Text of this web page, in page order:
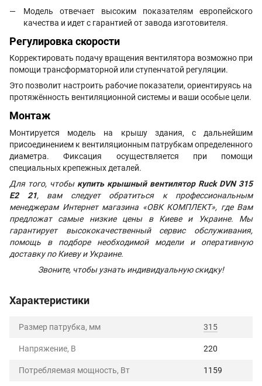
Модель отвечает высоким показателям европейского
качества и идет с гарантией от завода изготовителя.
Регулировка скорости
Корректировать подачу вращения вентилятора возможно при
помощи трансформаторной или ступенчатой регуляции.
Это позволит настроить рабочие показатели, ориентируясь на
протяжённость вентиляционной системы и ваши особые цели.
Монтаж
Монтируется модель на крышу здания, с дальнейшим
присоединением к вентиляционным патрубкам определенного
диаметра. Фиксация осуществляется при помощи
специальных крепежных деталей.
Для того, чтобы купить крышный вентилятор Ruck DVN 315
E2 21, вам следует обратиться к профессиональным
менеджерам Интернет магазина «ОВК КОМПЛЕКТ», где Вам
предложат самые низкие цены в Киеве и Украине. Мы
гарантирует высококачественный сервис обслуживания,
помощь в подборе необходимой модели и оперативную
доставку по Киеву и Украине.
Звоните, чтобы узнать индивидуальную скидку!
Характеристики
Размер патрубка, мм 315
Напряжение, В 220
Потребляемая мощность, Вт 1159